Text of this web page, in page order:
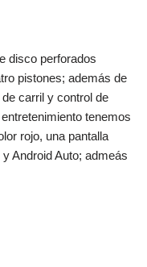
disco perforados
pistones; además de
carril y control de
tenemos
rojo, una pantalla
Android Auto; admeás